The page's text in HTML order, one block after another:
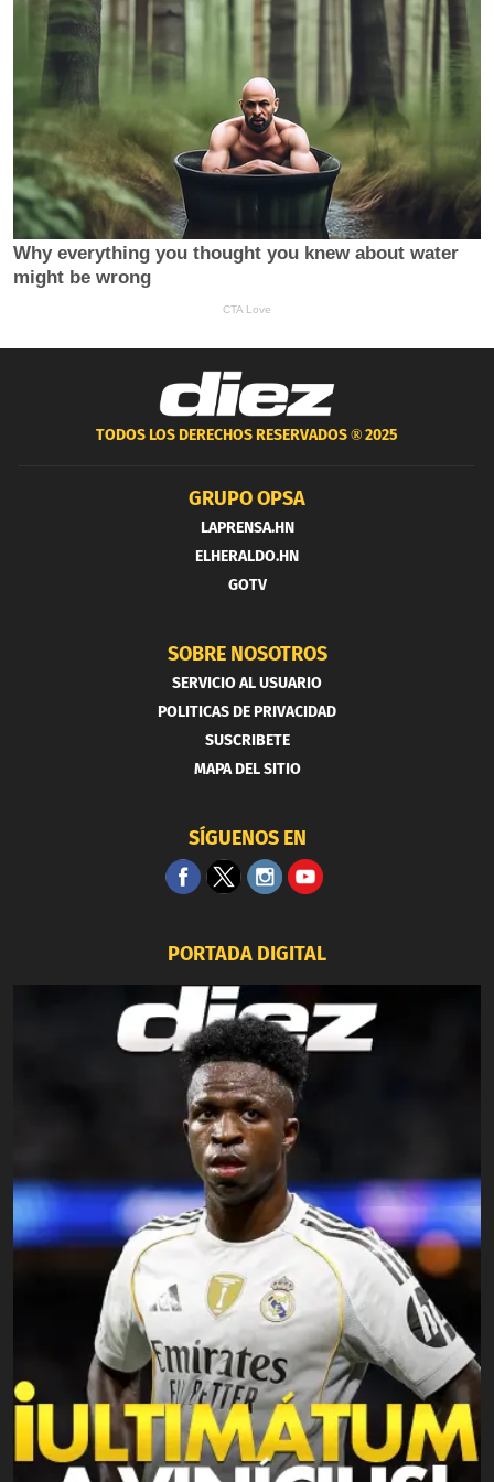
TODOS LOS DERECHOS RESERVADOS ®2025
GRUPO OPSA
LAPRENSA.HN
ELHERALDO.HN
GOTV
SOBRE NOSOTROS
SERVICIO AL USUARIO
POLITICAS DE PRIVACIDAD
SUSCRIBETE
MAPA DEL SITIO
SÍGUENOS EN
PORTADA DIGITAL